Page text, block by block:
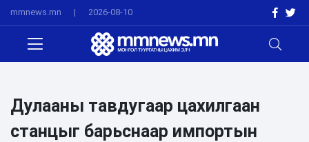
mmnews.mn | 2026-08-10
Дулааны тавдугаар цахилгаан
станцыг барьснаар импортын